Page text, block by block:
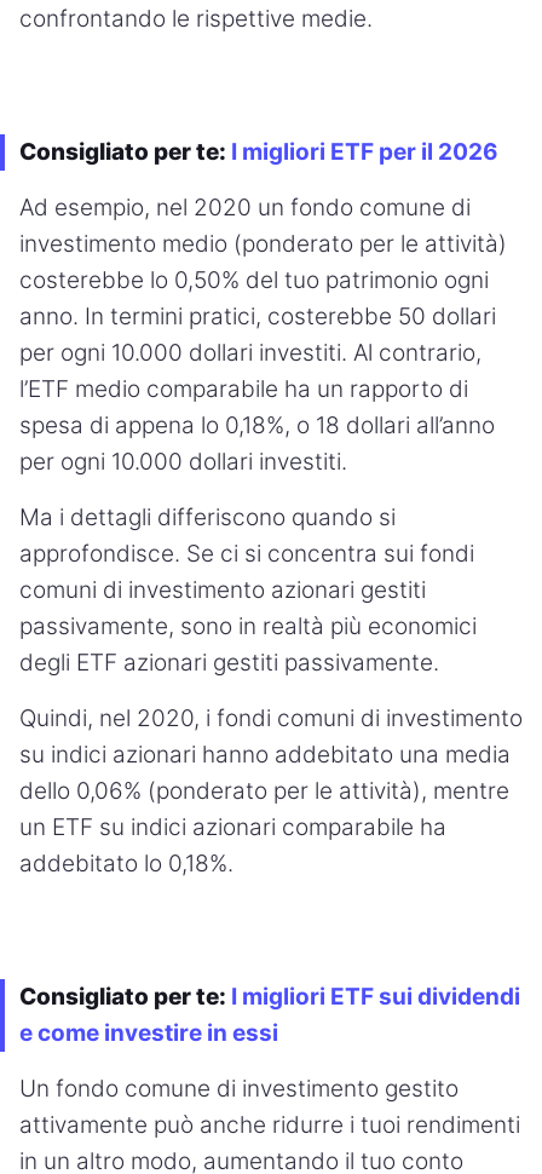
confrontando le rispettive medie.
Consigliato per te: I migliori ETF per il 2026
Ad esempio, nel 2020 un fondo comune di
investimento medio (ponderato per le attività)
costerebbe lo 0,50% del tuo patrimonio ogni
anno. In termini pratici, costerebbe 50 dollari
per ogni 10.000 dollari investiti. Al contrario,
l’ETF medio comparabile ha un rapporto di
spesa di appena lo 0,18%, o 18 dollari all’anno
per ogni 10.000 dollari investiti.
Ma i dettagli differiscono quando si
approfondisce. Se ci si concentra sui fondi
comuni di investimento azionari gestiti
passivamente, sono in realtà più economici
degli ETF azionari gestiti passivamente.
Quindi, nel 2020, i fondi comuni di investimento
su indici azionari hanno addebitato una media
dello 0,06% (ponderato per le attività), mentre
un ETF su indici azionari comparabile ha
addebitato lo 0,18%.
Consigliato per te: I migliori ETF sui dividendi
e come investire in essi
Un fondo comune di investimento gestito
attivamente può anche ridurre i tuoi rendimenti
in un altro modo, aumentando il tuo conto